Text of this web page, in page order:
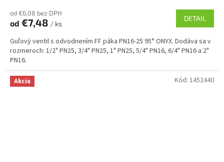
od €6,08 bez DPH
od €7,48 / ks
DETAIL
Guľový ventil s odvodnením FF páka PN16-25 95° ONYX. Dodáva sa v
rozmeroch: 1/2" PN25, 3/4" PN25, 1" PN25, 5/4" PN16, 6/4" PN16 a 2"
PN16.
Akcia Kód: 1452440